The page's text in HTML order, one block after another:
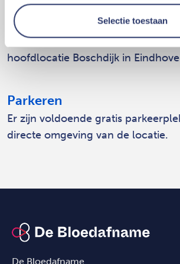
Selectie toestaan
afspraak te maken voor het
materiaal. Dit staat bij het
vermeld. U levert het materiaal
hoofdlocatie Boschdijk in
Parkeren
Er zijn voldoende gratis
directe omgeving van de locatie.
De Bloedafname